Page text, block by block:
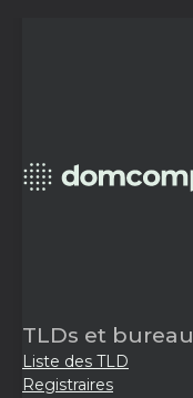
TLDs et
Liste des TLD
Registraires